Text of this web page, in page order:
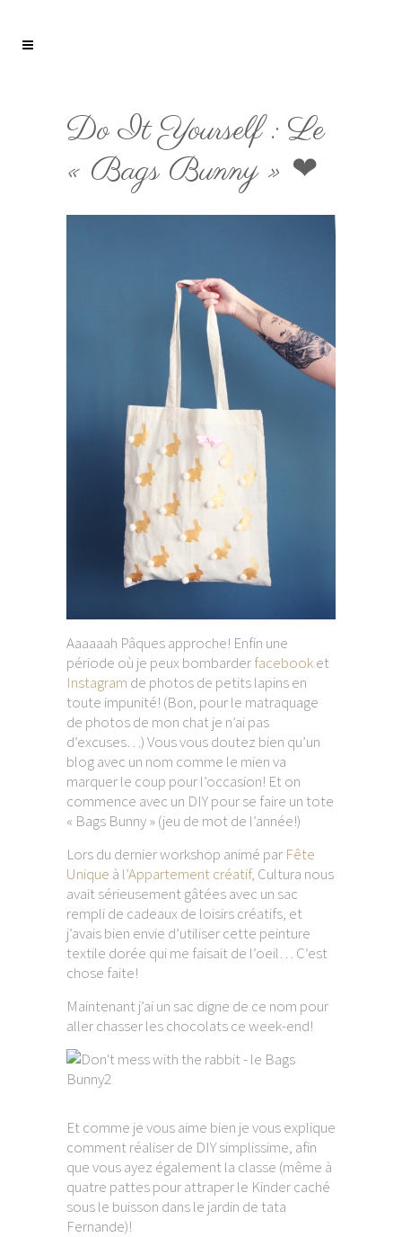
Do It Yourself : Le
« Bags Bunny » ❤
Aaaaaah Pâques approche! Enfin une
période où je peux bombarderfacebooket
Instagram de photos de petits lapins en
toute impunité! (Bon, pour le matraquage
de photos de mon chat je n’ai pas
d’excuses…) Vous vous doutez bien qu’un
blog avec un nom comme le mien va
marquer le coup pour l’occasion! Et on
commence avec un DIY pour se faire un tote
« Bags Bunny » (jeu de mot de l’année!)
Lors du dernier workshop animé par Fête
Unique à l’Appartement créatif, Cultura nous
avait sérieusement gâtées avec un sac
rempli de cadeaux de loisirs créatifs, et
j’avais bien envie d’utiliser cette peinture
textile dorée qui me faisait de l’oeil… C’est
chose faite!
Maintenant j’ai un sac digne de ce nom pour
aller chasser les chocolats ce week-end!
Et comme je vous aime bien je vous explique
comment réaliser de DIY simplissime, afin
que vous ayez également la classe (même à
quatre pattes pour attraper le Kinder caché
sous le buisson dans le jardin de tata
Fernande)!